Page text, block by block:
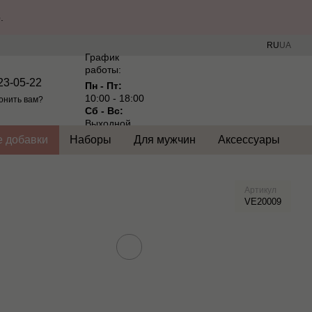
RUUA
05-22
вам?
График
работы:
Пн - Пт:
10:00 - 18:00
Сб - Вс:
Выходной
Наборы Для мужчин Аксессуары
Артикул
VE20009